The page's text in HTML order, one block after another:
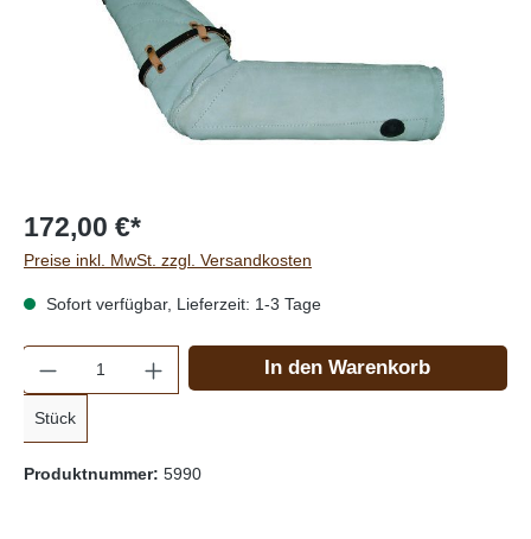
172,00 €*
Preise inkl. MwSt. zzgl. Versandkosten
Sofort verfügbar, Lieferzeit: 1-3 Tage
Anzahl
Stück
In den Warenkorb
Produktnummer: 5990